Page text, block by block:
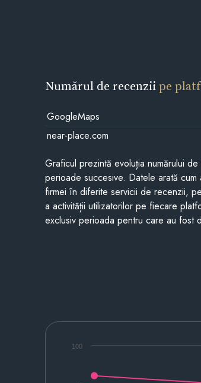
Numărul de recenziipe
GoogleMaps
near-place.com
Graficul prezintă evoluția numărului
perioade succesive. Datele arată cum
firmei în diferite servicii de recenzii,
a activității utilizatorilor pe fiecare
exclusiv perioada pentru care au fost
100